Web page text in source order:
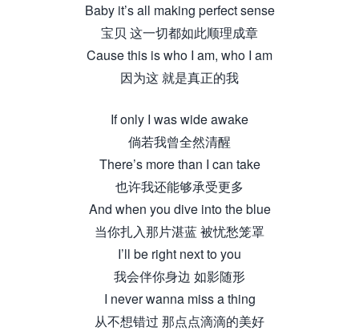
Baby it’s all making perfect sense
宝贝 这一切都如此顺理成章
Cause this is who I am, who I am
因为这 就是真正的我
If only I was wide awake
倘若我曾全然清醒
There’s more than I can take
也许我还能够承受更多
And when you dive into the blue
当你扎入那片湛蓝 被忧愁笼罩
I’ll be right next to you
我会伴你身边 如影随形
I never wanna miss a thing
从不想错过 那点点滴滴的美好